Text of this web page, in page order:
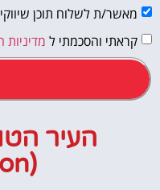
מאשר/ת לשלוח תוכן
קראתי והסכמתי ל מדיניות
העיר
(Trabzon)